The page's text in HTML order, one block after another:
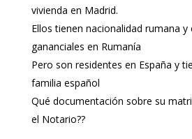
vivienda en Madrid.
Ellos tienen nacionalidad rumana y
gananciales en Rumanía
Pero son residentes en España y
familia español
Qué documentación sobre su
el Notario??